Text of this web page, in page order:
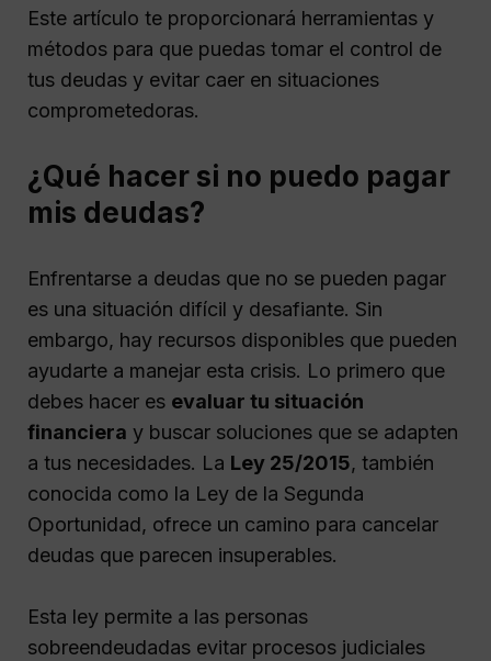
Este artículo te proporcionará herramientas y
métodos para que puedas tomar el control de
tus deudas y evitar caer en situaciones
comprometedoras.
¿Qué hacer si no puedo pagar
mis deudas?
Enfrentarse a deudas que no se pueden pagar
es una situación difícil y desafiante. Sin
embargo, hay recursos disponibles que pueden
ayudarte a manejar esta crisis. Lo primero que
debes hacer es evaluar tu situación
financiera y buscar soluciones que se adapten
a tus necesidades. La Ley 25/2015, también
conocida como la Ley de la Segunda
Oportunidad, ofrece un camino para cancelar
deudas que parecen insuperables.
Esta ley permite a las personas
sobreendeudadas evitar procesos judiciales